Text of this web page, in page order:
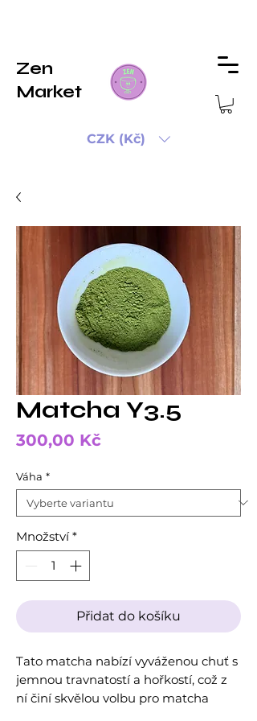
Zen
Market
CZK (Kč)
Matcha Y3.5
300,00 KčCena
Váha *
Množství *
Přidat do košíku
Tato matcha nabízí vyváženou chuť s
jemnou travnatostí a hořkostí, což z
ní činí skvělou volbu pro matcha